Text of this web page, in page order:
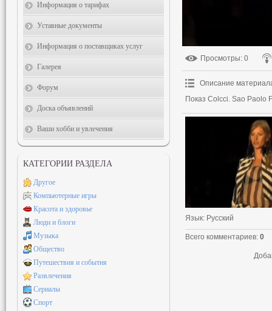
Просмотры: 0
Описание
Показ Colcci. Sao Paolo
Язык: Русский
Всего комментариев: 0
Информация о тарифах
Уставные документы
Информация о поставщиках услуг
Галерея
Форум
Доска объявлений
Ваши хобби и увлечения
КАТЕГОРИИ РАЗДЕЛА
Другое
Компьютерные игры
Красота и здоровье
Люди и блоги
Музыка
Общество
Путешествия и события
Развлечения
Сериалы
Спорт